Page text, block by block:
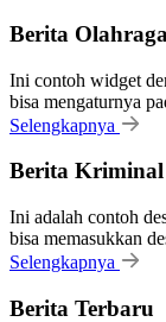
Berita Olahraga
Ini contoh widget
bisa mengaturnya
Selengkapnya
Berita Kriminal
Ini adalah contoh
bisa memasukkan
Selengkapnya
Berita Terbaru